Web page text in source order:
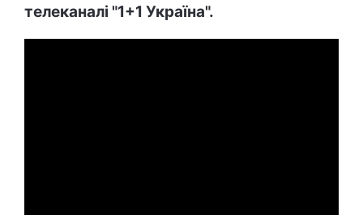
телеканалі "1+1 Україна".